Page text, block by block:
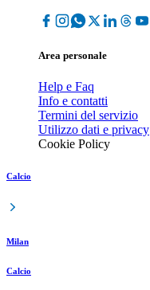
Area personale
Help e Faq
Info e contatti
Termini del servizio
Utilizzo dati e privacy
Cookie Policy
Calcio
Milan
Calcio